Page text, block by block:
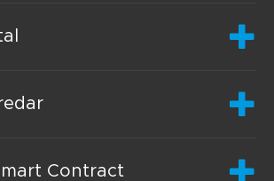
Contract